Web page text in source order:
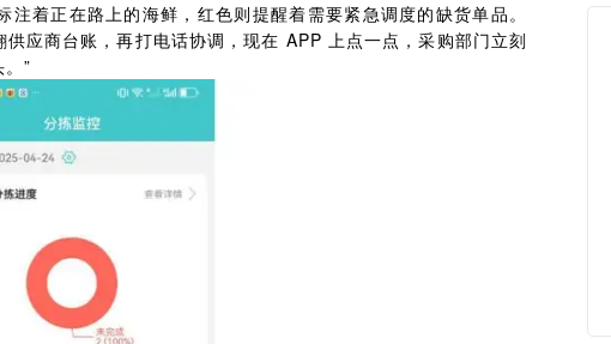
着正在路上的海鲜，红色则提醒着需要紧急调度的缺货单品。
供应商台账，再打电话协调，现在 APP 上点一点，采购部门立刻
”